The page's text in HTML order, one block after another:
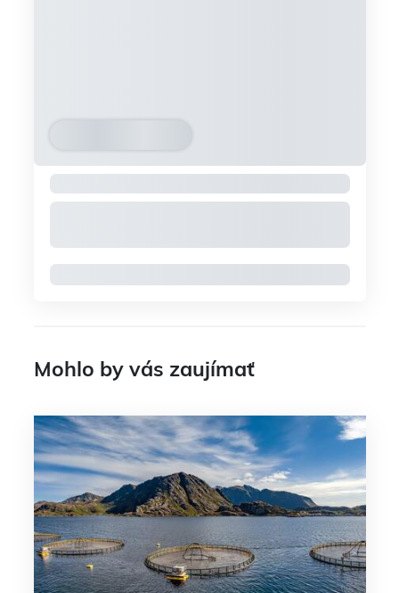
Mohlo by vás zaujímať